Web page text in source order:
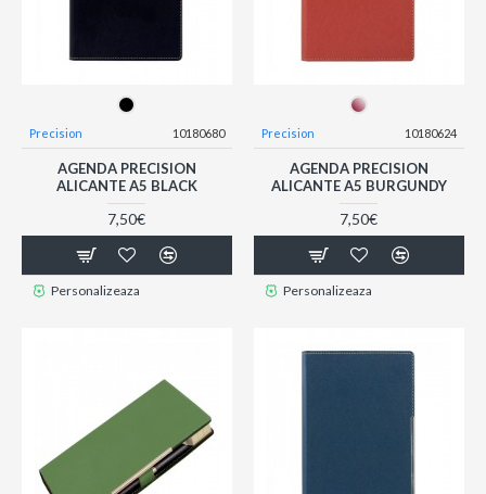
Precision 10180680
AGENDA PRECISION
ALICANTE A5 BLACK
7,50€
Personalizeaza
Precision 10180624
AGENDA PRECISION
ALICANTE A5 BURGUNDY
7,50€
Personalizeaza